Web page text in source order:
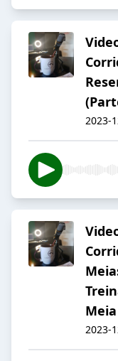
2023-
2023-